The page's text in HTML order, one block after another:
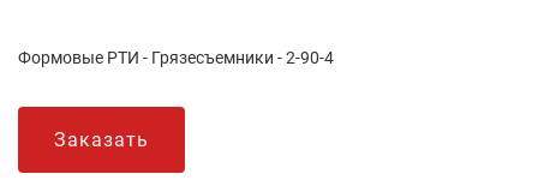
Формовые РТИ - Грязесъемники - 2-90-4
Заказать